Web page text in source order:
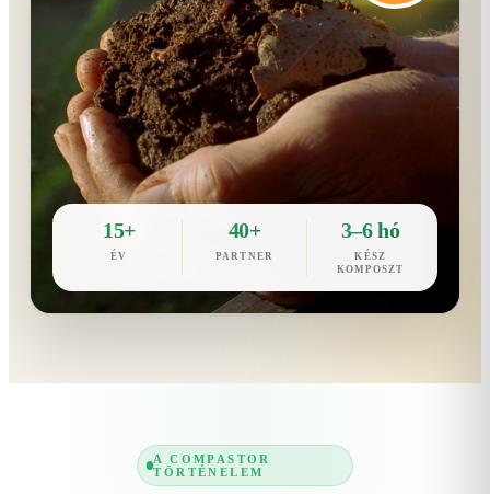
15+
ÉV
40+
PARTNER
3–6 hó
KÉSZ
KOMPOSZT
A COMPASTOR
TÖRTÉNELEM